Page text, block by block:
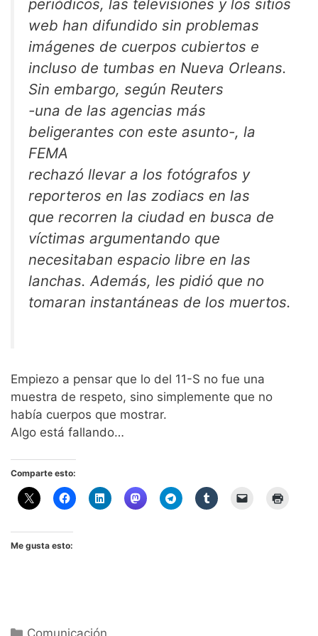
periódicos, las televisiones y los sitios
web han difundido sin problemas
imágenes de cuerpos cubiertos e
incluso de tumbas en Nueva Orleans.
Sin embargo, según Reuters
-una de las agencias más
beligerantes con este asunto-, la
FEMA
rechazó llevar a los fotógrafos y
reporteros en las zodiacs en las
que recorren la ciudad en busca de
víctimas argumentando que
necesitaban espacio libre en las
lanchas. Además, les pidió que no
tomaran instantáneas de los muertos.
Empiezo a pensar que lo del 11-S no fue una
muestra de respeto, sino simplemente que no
había cuerpos que mostrar.
Algo está fallando…
Comparte esto:
Me gusta esto:
Categorías